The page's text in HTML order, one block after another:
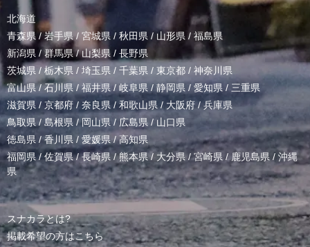
北海道
青森県 / 岩手県/ 宮城県 / 秋田県 / 山形県/ 福島県
新潟県 /群馬県/山梨県 / 長野県
茨城県 / 栃木県 / 埼玉県 / 千葉県 / 東京都 / 神奈川県
富山県 /石川県/福井県/岐阜県 / 静岡県 / 愛知県 / 三重県
滋賀県 / 京都府 / 奈良県 / 和歌山県/ 大阪府 /兵庫県
鳥取県/ 島根県 /岡山県/ 広島県 / 山口県
徳島県 /香川県 / 愛媛県/高知県
福岡県/佐賀県/長崎県 /熊本県/ 大分県/宮崎県 /鹿児島県 / 沖縄
県
スナカラとは?
掲載希望の方はこちら